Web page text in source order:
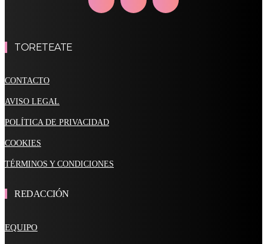
TORETEATE
CONTACTO
AVISO LEGAL
POLÍTICA DE PRIVACIDAD
COOKIES
TÉRMINOS Y CONDICIONES
REDACCIÓN
EQUIPO